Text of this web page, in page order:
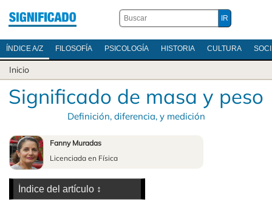
ÍNDICE A/Z FILOSOFÍA PSICOLOGÍA HISTORIA CULTURA
Inicio
Significado de masa y peso
Definición, diferencia, y medición
Fanny Muradas
Licenciada en Física